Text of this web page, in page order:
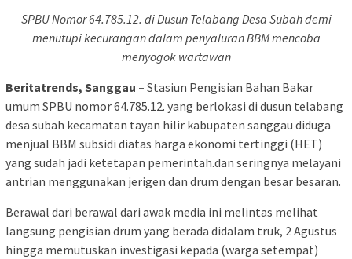
SPBU Nomor 64.785.12. di Dusun Telabang Desa Subah demi
menutupi kecurangan dalam penyaluran BBM mencoba
menyogok wartawan
Beritatrends, Sanggau – Stasiun Pengisian Bahan Bakar
umum SPBU nomor 64.785.12. yang berlokasi di dusun telabang
desa subah kecamatan tayan hilir kabupaten sanggau diduga
menjual BBM subsidi diatas harga ekonomi tertinggi (HET)
yang sudah jadi ketetapan pemerintah.dan seringnya melayani
antrian menggunakan jerigen dan drum dengan besar besaran.
Berawal dari berawal dari awak media ini melintas melihat
langsung pengisian drum yang berada didalam truk, 2 Agustus
hingga memutuskan investigasi kepada (warga setempat)